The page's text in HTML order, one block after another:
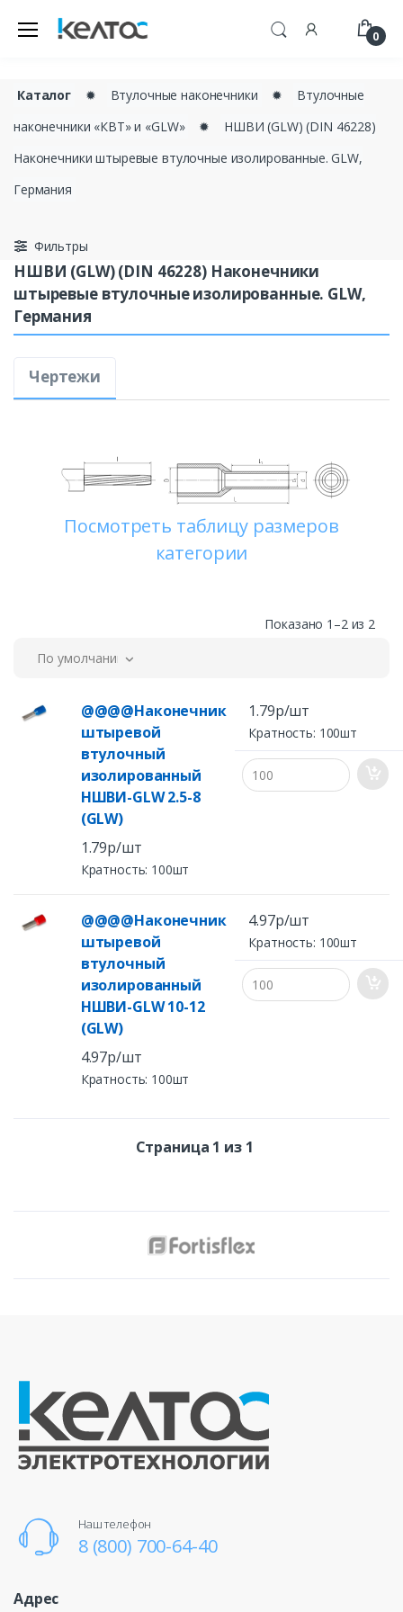
0
Каталог ✹ Втулочные наконечники ✹
Втулочные
наконечники «КВТ» и «GLW»
✹
НШВИ (GLW) (DIN 46228)
Наконечники штыревые втулочные изолированные. GLW,
Германия
Фильтры
НШВИ (GLW) (DIN 46228) Наконечники
штыревые втулочные изолированные. GLW,
Германия
Чертежи
Посмотреть таблицу размеров
категории
Показано 1–2 из 2
По умолчанию
@@@@Наконечник
штыревой
втулочный
изолированный
НШВИ-GLW 2.5-8
(GLW)
1.79р/шт
Кратность: 100шт
1.79р/шт
Кратность: 100шт
@@@@Наконечник
штыревой
втулочный
изолированный
НШВИ-GLW 10-12
(GLW)
4.97р/шт
Кратность: 100шт
4.97р/шт
Кратность: 100шт
Страница 1 из 1
Наш телефон
8 (800) 700-64-40
Адрес